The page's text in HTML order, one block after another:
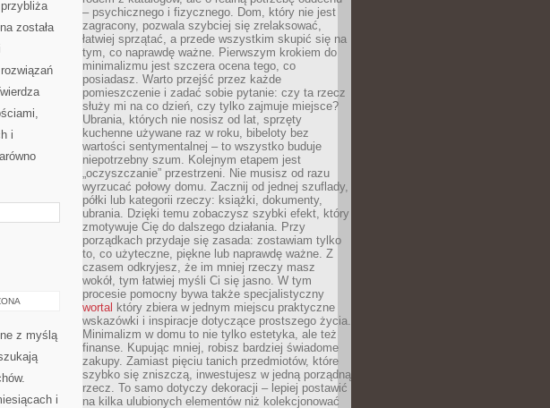
została
i
z myślą
i
– psychicznego i fizycznego. Dom, który nie jest
zagracony, pozwala szybciej się zrelaksować,
łatwiej sprzątać, a przede wszystkim skupić się na
tym, co naprawdę ważne. Pierwszym krokiem do
minimalizmu jest szczera ocena tego, co
posiadasz. Warto przejść przez każde
pomieszczenie i zadać sobie pytanie: czy ta rzecz
służy mi na co dzień, czy tylko zajmuje miejsce?
Ubrania, których nie nosisz od lat, sprzęty
kuchenne używane raz w roku, bibeloty bez
wartości sentymentalnej – to wszystko buduje
niepotrzebny szum. Kolejnym etapem jest
„oczyszczanie” przestrzeni. Nie musisz od razu
wyrzucać połowy domu. Zacznij od jednej szuflady,
półki lub kategorii rzeczy: książki, dokumenty,
ubrania. Dzięki temu zobaczysz szybki efekt, który
zmotywuje Cię do dalszego działania. Przy
porządkach przydaje się zasada: zostawiam tylko
to, co użyteczne, piękne lub naprawdę ważne. Z
czasem odkryjesz, że im mniej rzeczy masz
wokół, tym łatwiej myśli Ci się jasno. W tym
procesie pomocny bywa także specjalistyczny
wortal który zbiera w jednym miejscu praktyczne
wskazówki i inspiracje dotyczące prostszego życia.
Minimalizm w domu to nie tylko estetyka, ale też
finanse. Kupując mniej, robisz bardziej świadome
zakupy. Zamiast pięciu tanich przedmiotów, które
szybko się zniszczą, inwestujesz w jedną porządną
rzecz. To samo dotyczy dekoracji – lepiej postawić
na kilka ulubionych elementów niż kolekcjonować